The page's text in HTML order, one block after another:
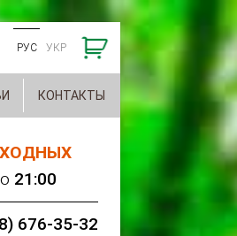
РУС УКР
КОНТАКТЫ
21:00
676-35-32